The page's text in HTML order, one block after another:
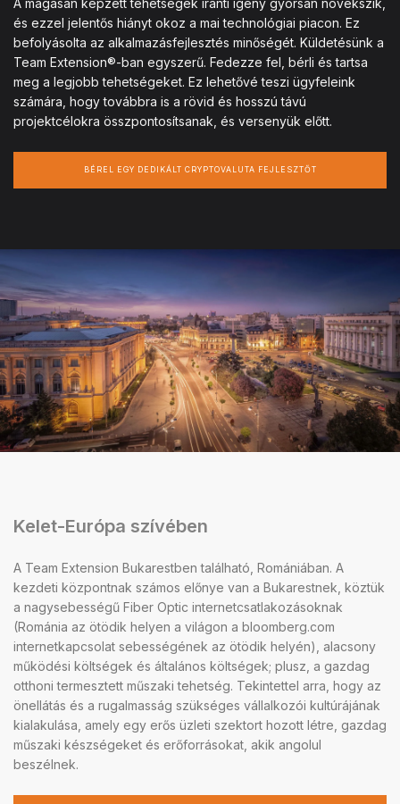
A magasan képzett tehetségek iránti igény gyorsan növekszik,
és ezzel jelentős hiányt okoz a mai technológiai piacon. Ez
befolyásolta az alkalmazásfejlesztés minőségét. Küldetésünk a
Team Extension®-ban egyszerű. Fedezze fel, bérli és tartsa
meg a legjobb tehetségeket. Ez lehetővé teszi ügyfeleink
számára, hogy továbbra is a rövid és hosszú távú
projektcélokra összpontosítsanak, és versenyük előtt.
BÉREL EGY DEDIKÁLT CRYPTOVALUTA FEJLESZTŐT
Kelet-Európa szívében
A Team Extension Bukarestben található, Romániában. A
kezdeti központnak számos előnye van a Bukarestnek, köztük
a nagysebességű Fiber Optic internetcsatlakozásoknak
(Románia az ötödik helyen a világon a bloomberg.com
internetkapcsolat sebességének az ötödik helyén), alacsony
működési költségek és általános költségek; plusz, a gazdag
otthoni termesztett műszaki tehetség. Tekintettel arra, hogy az
önellátás és a rugalmasság szükséges vállalkozói kultúrájának
kialakulása, amely egy erős üzleti szektort hozott létre, gazdag
műszaki készségeket és erőforrásokat, akik angolul
beszélnek.